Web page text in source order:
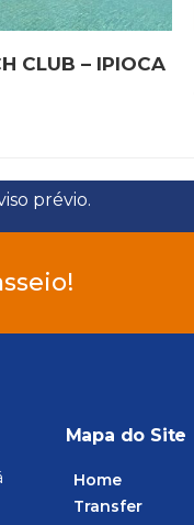
CLUB – IPIOCA
prévio.
Mapa do Site
Home
Transfer